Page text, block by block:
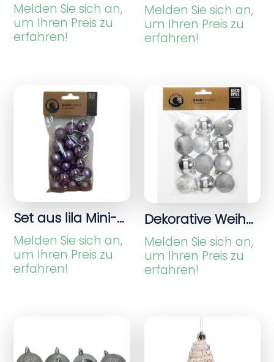
Melden Sie sich an,
um Ihren Preis zu
erfahren!
Melden Sie sich an,
um Ihren Preis zu
erfahren!
Set aus lila Mini-Weihnachtsbällen in verschiedenen Finishen – 24 Stücke
Melden Sie sich an,
um Ihren Preis zu
erfahren!
Dekorative Weihnachtsbälle aus Silber
Melden Sie sich an,
um Ihren Preis zu
erfahren!